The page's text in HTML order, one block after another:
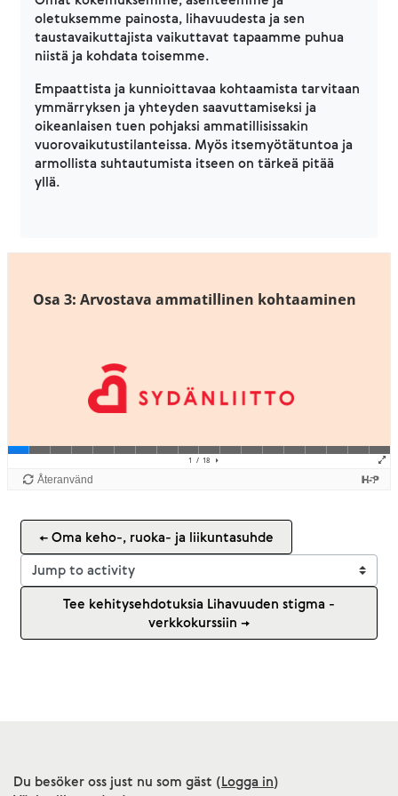
oletuksemme painosta, lihavuudesta ja sen
taustavaikuttajista vaikuttavat tapaamme puhua
niistä ja kohdata toisemme.
Empaattista ja kunnioittavaa kohtaamista tarvitaan
ymmärryksen ja yhteyden saavuttamiseksi ja
oikeanlaisen tuen pohjaksi ammatillisissakin
vuorovaikutustilanteissa. Myös itsemyötätuntoa ja
armollista suhtautumista itseen on tärkeä pitää
yllä.
← Oma keho-, ruoka- ja liikuntasuhde
Jump to activity
Tee kehitysehdotuksia Lihavuuden stigma -
verkkokurssiin →
Du besöker oss just nu som gäst (Logga in)